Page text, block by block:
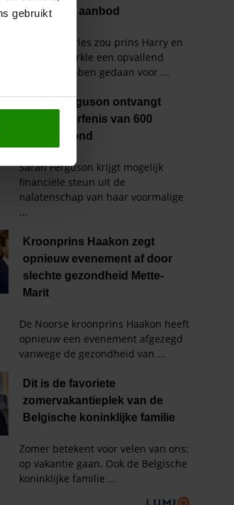
gebruikt
om ons
ze heeft
als u